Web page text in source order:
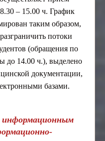
– 15.00 ч. График
таким образом,
потоки
(обращения по
до 14.00 ч.), выделено
документации,
базами.
информационным